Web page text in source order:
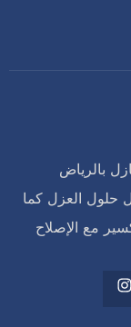
بالرياض
حلول العزل كما
مع الإصلاح